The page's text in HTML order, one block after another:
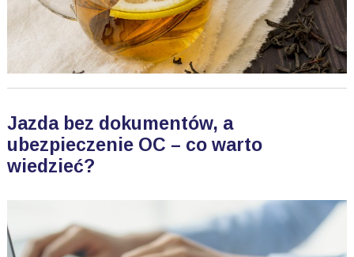
Jazda bez dokumentów, a
ubezpieczenie OC – co warto
wiedzieć?